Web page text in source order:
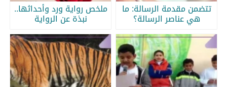
تتضمن مقدمة الرسالة: ما
هي عناصر الرسالة؟
ملخص رواية ورد وأحداثها..
نبذة عن الرواية